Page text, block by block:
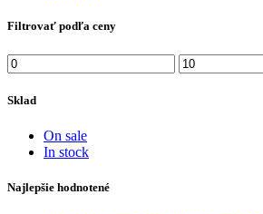
Filtrovať podľa ceny
Min
price
Max
price
Sklad
On sale
In stock
Najlepšie hodnotené